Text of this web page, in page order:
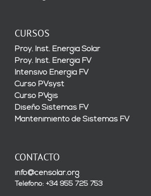
CURSOS
Proy. Inst. Energía Solar
Proy. Inst. Energía FV
Intensivo Energía FV
Curso PVsyst
Curso PVgis
Diseño Sistemas FV
Mantenimiento de Sistemas FV
CONTACTO
info@censolar.org
Teléfono: +34 955 725 753